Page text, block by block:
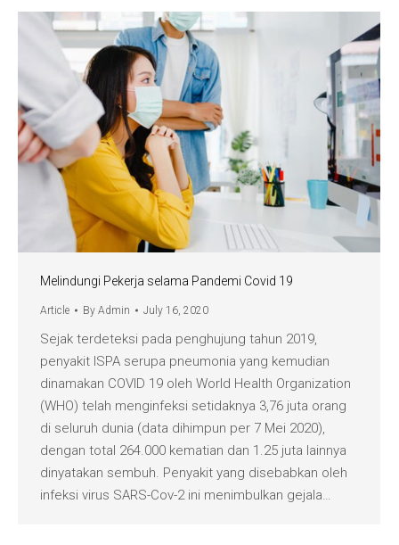
Melindungi Pekerja selama Pandemi Covid 19
Article By Admin July 16, 2020
Sejak terdeteksi pada penghujung tahun 2019,
penyakit ISPA serupa pneumonia yang kemudian
dinamakan COVID 19 oleh World Health Organization
(WHO) telah menginfeksi setidaknya 3,76 juta orang
di seluruh dunia (data dihimpun per 7 Mei 2020),
dengan total 264.000 kematian dan 1.25 juta lainnya
dinyatakan sembuh. Penyakit yang disebabkan oleh
infeksi virus SARS-Cov-2 ini menimbulkan gejala…